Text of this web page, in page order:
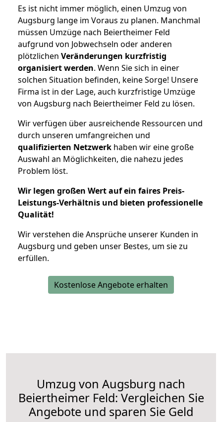
Es ist nicht immer möglich, einen Umzug von
Augsburg lange im Voraus zu planen. Manchmal
müssen Umzüge nach Beiertheimer Feld
aufgrund von Jobwechseln oder anderen
plötzlichen Veränderungen kurzfristig
organisiert werden. Wenn Sie sich in einer
solchen Situation befinden, keine Sorge! Unsere
Firma ist in der Lage, auch kurzfristige Umzüge
von Augsburg nach Beiertheimer Feld zu lösen.
Wir verfügen über ausreichende Ressourcen und
durch unseren umfangreichen und
qualifizierten Netzwerk haben wir eine große
Auswahl an Möglichkeiten, die nahezu jedes
Problem löst.
Wir legen großen Wert auf ein faires Preis-
Leistungs-Verhältnis und bieten professionelle
Qualität!
Wir verstehen die Ansprüche unserer Kunden in
Augsburg und geben unser Bestes, um sie zu
erfüllen.
Kostenlose Angebote erhalten
Umzug von Augsburg nach
Beiertheimer Feld: Vergleichen Sie
Angebote und sparen Sie Geld